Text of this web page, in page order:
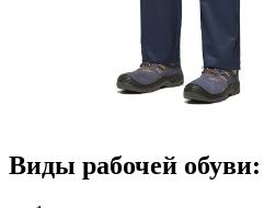
Виды рабочей обуви: